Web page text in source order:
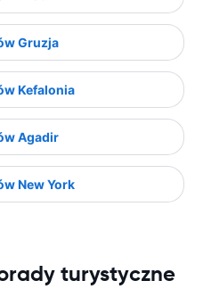
Gruzja
Kefalonia
Agadir
New York
turystyczne